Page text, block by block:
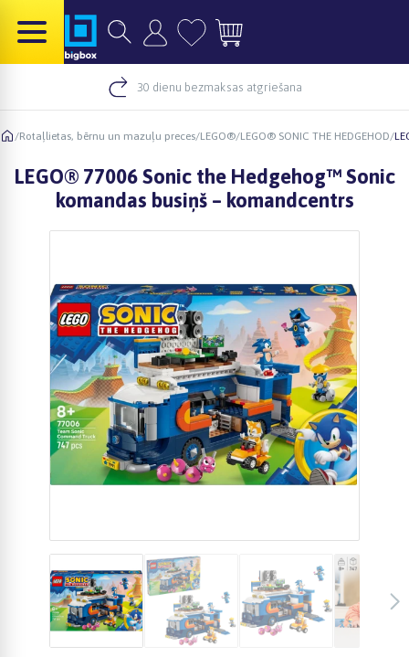
30 dienu bezmaksas atgriešana
/Rotaļlietas, bērnu un mazuļu preces/LEGO®/LEGO® SONIC THE HEDGEHOD/
LEGO® 77006 Sonic the Hedgehog™ Sonic
komandas busiņš – komandcentrs